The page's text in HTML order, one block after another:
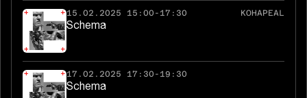
15.02.2025 15:00-17:30 KOHAPEAL
Schema
17.02.2025 17:30-19:30
Schema